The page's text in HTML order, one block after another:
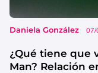
Daniela González 07/
¿Qué tiene que
Man? Relación